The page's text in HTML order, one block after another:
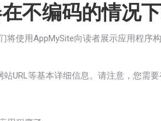
不编码的情况
使用AppMySite向读者展示应用程
URL等基本详细信息。请注意，您需